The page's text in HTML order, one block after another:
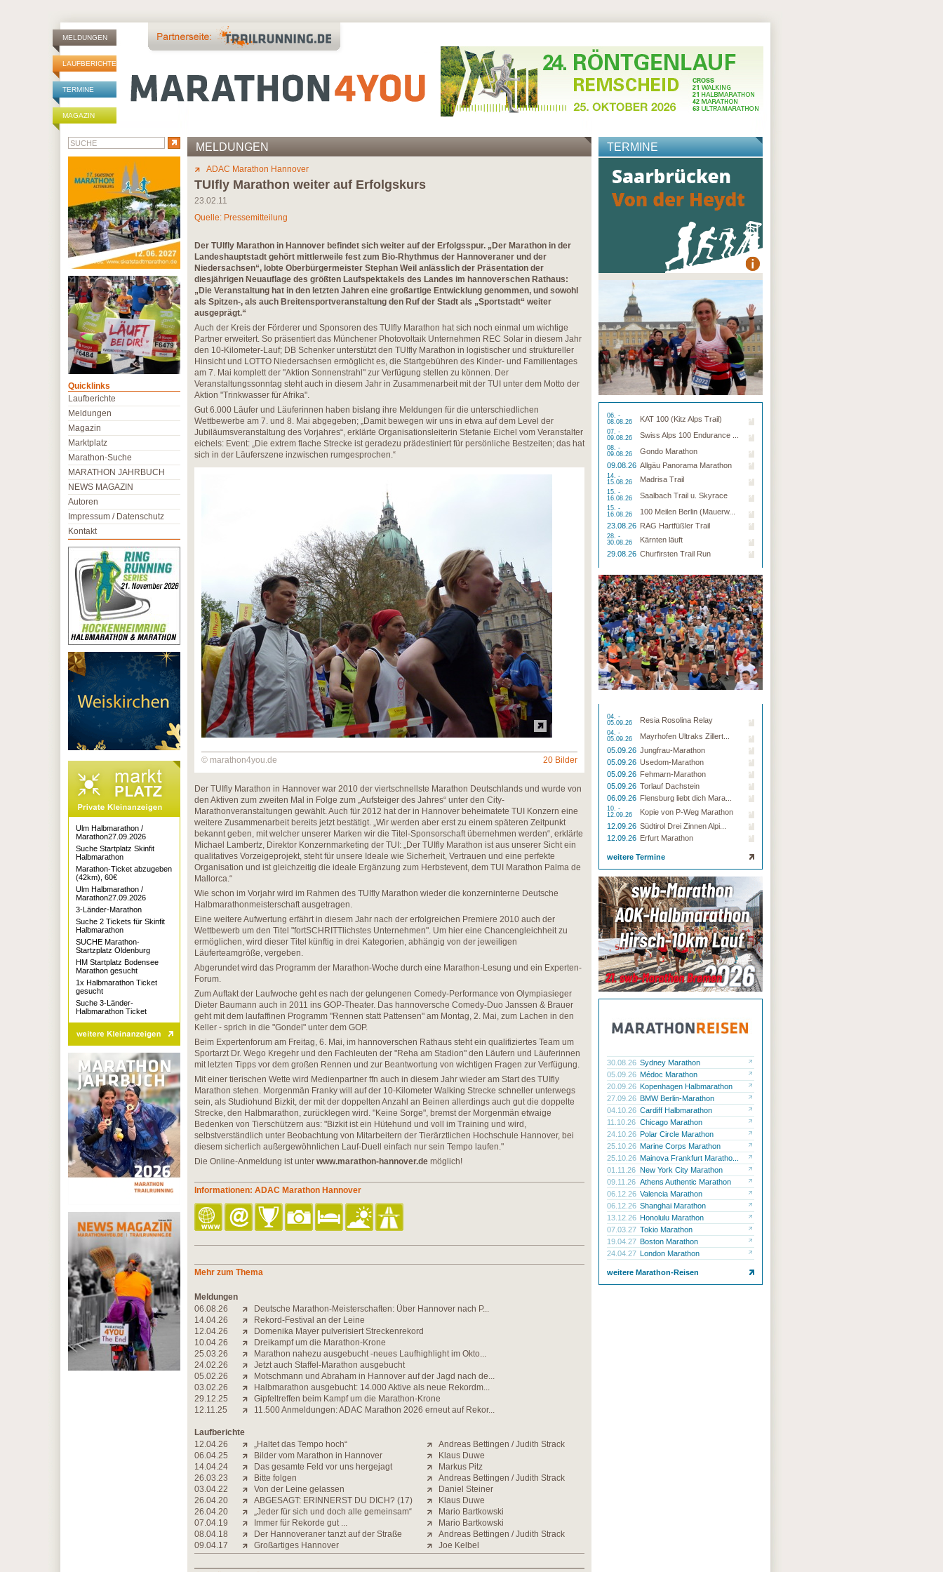
MELDUNGEN
LAUFBERICHTE
TERMINE
MAGAZIN
MELDUNGEN
ADAC Marathon Hannover
TUIfly Marathon weiter auf Erfolgskurs
23.02.11
Quelle: Pressemitteilung
Der TUIfly Marathon in Hannover befindet sich weiter auf der Erfolgsspur. „Der Marathon in der
Landeshauptstadt gehört mittlerweile fest zum Bio-Rhythmus der Hannoveraner und der
Niedersachsen“, lobte Oberbürgermeister Stephan Weil anlässlich der Präsentation der
diesjährigen Neuauflage des größten Laufspektakels des Landes im hannoverschen Rathaus:
„Die Veranstaltung hat in den letzten Jahren eine großartige Entwicklung genommen, und sowohl
als Spitzen-, als auch Breitensportveranstaltung den Ruf der Stadt als „Sportstadt“ weiter
ausgeprägt.“
Auch der Kreis der Förderer und Sponsoren des TUIfly Marathon hat sich noch einmal um wichtige
Partner erweitert. So präsentiert das Münchener Photovoltaik Unternehmen REC Solar in diesem Jahr
den 10-Kilometer-Lauf; DB Schenker unterstützt den TUIfly Marathon in logistischer und struktureller
Hinsicht und LOTTO Niedersachsen ermöglicht es, die Startgebühren des Kinder- und Familientages
am 7. Mai komplett der "Aktion Sonnenstrahl" zur Verfügung stellen zu können. Der
Veranstaltungssonntag steht auch in diesem Jahr in Zusammenarbeit mit der TUI unter dem Motto der
Aktion "Trinkwasser für Afrika".
Gut 6.000 Läufer und Läuferinnen haben bislang ihre Meldungen für die unterschiedlichen
Wettbewerbe am 7. und 8. Mai abgegeben; „Damit bewegen wir uns in etwa auf dem Level der
Jubiläumsveranstaltung des Vorjahres“, erklärte Organisationsleiterin Stefanie Eichel vom Veranstalter
eichels: Event: „Die extrem flache Strecke ist geradezu prädestiniert für persönliche Bestzeiten; das hat
sich in der Läuferszene inzwischen rumgesprochen.“
© marathon4you.de 20 Bilder
Der TUIfly Marathon in Hannover war 2010 der viertschnellste Marathon Deutschlands und wurde von
den Aktiven zum zweiten Mal in Folge zum „Aufsteiger des Jahres“ unter den City-
Marathonveranstaltungen gewählt. Auch für 2012 hat der in Hannover beheimatete TUI Konzern eine
weitere Zusammenarbeit bereits jetzt bestätigt. „Wir werden aber erst zu einem späteren Zeitpunkt
bekannt geben, mit welcher unserer Marken wir die Titel-Sponsorschaft übernehmen werden“, erklärte
Michael Lambertz, Direktor Konzernmarketing der TUI: „Der TUIfly Marathon ist aus unserer Sicht ein
qualitatives Vorzeigeprojekt, steht für unsere Ideale wie Sicherheit, Vertrauen und eine perfekte
Organisation und ist gleichzeitig die ideale Ergänzung zum Herbstevent, dem TUI Marathon Palma de
Mallorca.“
Wie schon im Vorjahr wird im Rahmen des TUIfly Marathon wieder die konzerninterne Deutsche
Halbmarathonmeisterschaft ausgetragen.
Eine weitere Aufwertung erfährt in diesem Jahr nach der erfolgreichen Premiere 2010 auch der
Wettbewerb um den Titel "fortSCHRITTlichstes Unternehmen". Um hier eine Chancengleichheit zu
ermöglichen, wird dieser Titel künftig in drei Kategorien, abhängig von der jeweiligen
Läuferteamgröße, vergeben.
Abgerundet wird das Programm der Marathon-Woche durch eine Marathon-Lesung und ein Experten-
Forum.
Zum Auftakt der Laufwoche geht es nach der gelungenen Comedy-Performance von Olympiasieger
Dieter Baumann auch in 2011 ins GOP-Theater. Das hannoversche Comedy-Duo Janssen & Brauer
geht mit dem laufaffinen Programm "Rennen statt Pattensen" am Montag, 2. Mai, zum Lachen in den
Keller - sprich in die "Gondel" unter dem GOP.
Beim Expertenforum am Freitag, 6. Mai, im hannoverschen Rathaus steht ein qualifiziertes Team um
Sportarzt Dr. Wego Kregehr und den Fachleuten der "Reha am Stadion" den Läufern und Läuferinnen
mit letzten Tipps vor dem großen Rennen und zur Beantwortung von wichtigen Fragen zur Verfügung.
Mit einer tierischen Wette wird Medienpartner ffn auch in diesem Jahr wieder am Start des TUIfly
Marathon stehen. Morgenmän Franky will auf der 10-Kilometer Walking Strecke schneller unterwegs
sein, als Studiohund Bizkit, der mit der doppelten Anzahl an Beinen allerdings auch gut die doppelte
Strecke, den Halbmarathon, zurücklegen wird. "Keine Sorge", bremst der Morgenmän etwaige
Bedenken von Tierschützern aus: "Bizkit ist ein Hütehund und voll im Training und wird,
selbstverständlich unter Beobachtung von Mitarbeitern der Tierärztlichen Hochschule Hannover, bei
diesem sicherlich außergewöhnlichen Lauf-Duell einfach nur sein Tempo laufen."
Die Online-Anmeldung ist unter www.marathon-hannover.de möglich!
Informationen: ADAC Marathon Hannover
Mehr zum Thema
Meldungen
06.08.26
Deutsche Marathon-Meisterschaften: Über Hannover nach P...
14.04.26
Rekord-Festival an der Leine
12.04.26
Domenika Mayer pulverisiert Streckenrekord
10.04.26
Dreikampf um die Marathon-Krone
25.03.26
Marathon nahezu ausgebucht -neues Laufhighlight im Okto...
24.02.26
Jetzt auch Staffel-Marathon ausgebucht
05.02.26
Motschmann und Abraham in Hannover auf der Jagd nach de...
03.02.26
Halbmarathon ausgebucht: 14.000 Aktive als neue Rekordm...
29.12.25
Gipfeltreffen beim Kampf um die Marathon-Krone
12.11.25
11.500 Anmeldungen: ADAC Marathon 2026 erneut auf Rekor...
Laufberichte
12.04.26
„Haltet das Tempo hoch“
Andreas Bettingen / Judith Strack
06.04.25
Bilder vom Marathon in Hannover
Klaus Duwe
14.04.24
Das gesamte Feld vor uns hergejagt
Markus Pitz
26.03.23
Bitte folgen
Andreas Bettingen / Judith Strack
03.04.22
Von der Leine gelassen
Daniel Steiner
26.04.20
ABGESAGT: ERINNERST DU DICH? (17)
Klaus Duwe
26.04.20
„Jeder für sich und doch alle gemeinsam“
Mario Bartkowski
07.04.19
Immer für Rekorde gut ...
Mario Bartkowski
08.04.18
Der Hannoveraner tanzt auf der Straße
Andreas Bettingen / Judith Strack
09.04.17
Großartiges Hannover Joe Kelbel
TERMINE
06. -
08.08.26
KAT 100 (Kitz Alps Trail)
07. -
09.08.26
Swiss Alps 100 Endurance ...
08. -
09.08.26
Gondo Marathon
09.08.26 Allgäu Panorama Marathon
14. -
15.08.26
Madrisa Trail
15. -
16.08.26
Saalbach Trail u. Skyrace
15. -
16.08.26
100 Meilen Berlin (Mauerw...
23.08.26 RAG Hartfüßler Trail
28. -
30.08.26
Kärnten läuft
29.08.26 Churfirsten Trail Run
04. -
05.09.26
Resia Rosolina Relay
04. -
05.09.26
Mayrhofen Ultraks Zillert...
05.09.26 Jungfrau-Marathon
05.09.26 Usedom-Marathon
05.09.26 Fehmarn-Marathon
05.09.26 Torlauf Dachstein
06.09.26 Flensburg liebt dich Mara...
10. -
12.09.26
Kopie von P-Weg Marathon
12.09.26 Südtirol Drei Zinnen Alpi...
12.09.26 Erfurt Marathon
weitere Termine
30.08.26 Sydney Marathon
05.09.26 Médoc Marathon
20.09.26 Kopenhagen Halbmarathon
27.09.26 BMW Berlin-Marathon
04.10.26 Cardiff Halbmarathon
11.10.26 Chicago Marathon
24.10.26 Polar Circle Marathon
25.10.26 Marine Corps Marathon
25.10.26 Mainova Frankfurt Maratho...
01.11.26 New York City Marathon
09.11.26 Athens Authentic Marathon
06.12.26 Valencia Marathon
06.12.26 Shanghai Marathon
13.12.26 Honolulu Marathon
07.03.27 Tokio Marathon
19.04.27 Boston Marathon
24.04.27 London Marathon
weitere Marathon-Reisen
Quicklinks
Laufberichte
Meldungen
Magazin
Marktplatz
Marathon-Suche
MARATHON JAHRBUCH
NEWS MAGAZIN
Autoren
Impressum / Datenschutz
Kontakt
Ulm Halbmarathon /
Marathon27.09.2026
Suche Startplatz Skinfit
Halbmarathon
Marathon-Ticket abzugeben
(42km), 60€
Ulm Halbmarathon /
Marathon27.09.2026
3-Länder-Marathon
Suche 2 Tickets für Skinfit
Halbmarathon
SUCHE Marathon-
Startzplatz Oldenburg
HM Startplatz Bodensee
Marathon gesucht
1x Halbmarathon Ticket
gesucht
Suche 3-Länder-
Halbmarathon Ticket